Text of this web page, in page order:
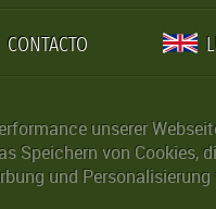
CONTACTO
unserer
Speichern von
und